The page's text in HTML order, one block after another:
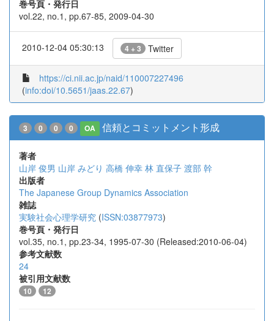
巻号頁・発行日
vol.22, no.1, pp.67-85, 2009-04-30
2010-12-04 05:30:13 4 + 3 Twitter
https://ci.nii.ac.jp/naid/110007227496
(info:doi/10.5651/jaas.22.67)
3 0 0 0 OA 信頼とコミットメント形成
著者
山岸 俊男 山岸 みどり 高橋 伸幸 林 直保子 渡部 幹
出版者
The Japanese Group Dynamics Association
雑誌
実験社会心理学研究 (ISSN:03877973)
巻号頁・発行日
vol.35, no.1, pp.23-34, 1995-07-30 (Released:2010-06-04)
参考文献数
24
被引用文献数
10 12